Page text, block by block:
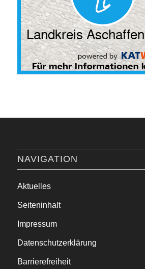
NAVIGATION
Aktuelles
Seiteninhalt
Impressum
Datenschutzerklärung
Barrierefreiheit